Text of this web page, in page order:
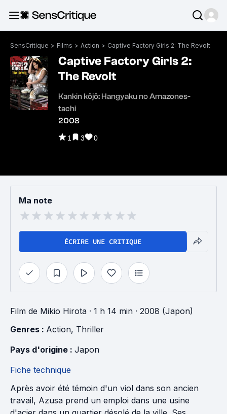
SensCritique > Films > Action > Captive Factory Girls 2: The Revolt
Captive Factory Girls 2:
The Revolt
Kankin kôjô: Hangyaku no Amazones-
tachi
2008
1 3 0
Ma note
ÉCRIRE UNE CRITIQUE
Film de Mikio Hirota · 1 h 14 min · 2008 (Japon)
Genres : Action, Thriller
Pays d'origine : Japon
Fiche technique
Après avoir été témoin d'un viol dans son ancien
travail, Azusa prend un emploi dans une usine